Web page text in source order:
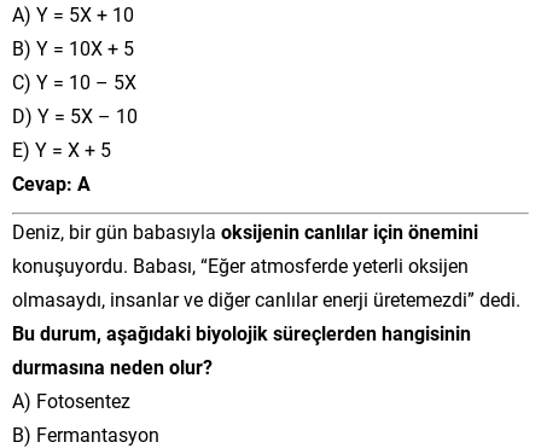
A) Y = 5X + 10
B) Y = 10X + 5
C) Y = 10 – 5X
D) Y = 5X – 10
E) Y = X + 5
Cevap: A
Deniz, bir gün babasıyla oksijenin canlılar için önemini
konuşuyordu. Babası, “Eğer atmosferde yeterli oksijen
olmasaydı, insanlar ve diğer canlılar enerji üretemezdi” dedi.
Bu durum, aşağıdaki biyolojik süreçlerden hangisinin
durmasına neden olur?
A) Fotosentez
B) Fermantasyon